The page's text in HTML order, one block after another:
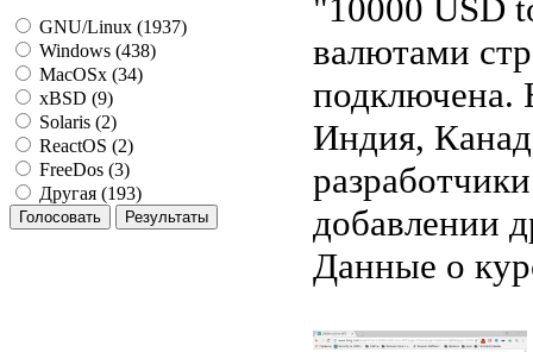
GNU/Linux (1937)
Windows (438)
MacOSx (34)
xBSD (9)
Solaris (2)
ReactOS (2)
FreeDos (3)
Другая (193)
"10000 USD
валютами
подключена.
Индия,
добавлении
Данные о